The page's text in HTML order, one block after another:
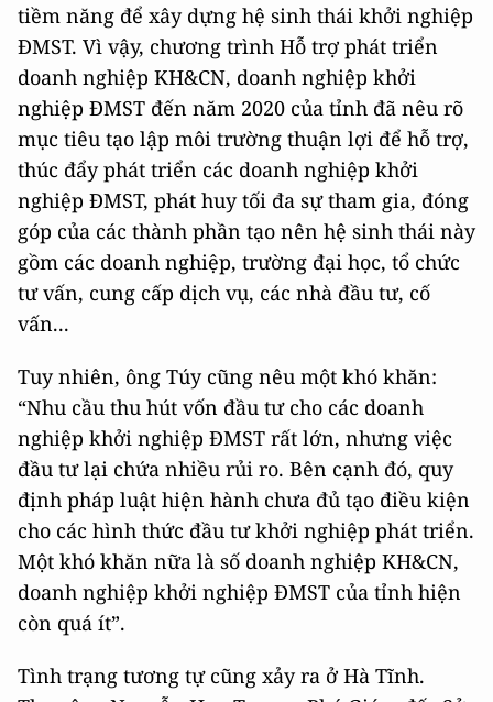
tiềm năng để xây dựng hệ sinh thái khởi nghiệp
ĐMST. Vì vậy, chương trình Hỗ trợ phát triển
doanh nghiệp KH&CN, doanh nghiệp khởi
nghiệp ĐMST đến năm 2020 của tỉnh đã nêu rõ
mục tiêu tạo lập môi trường thuận lợi để hỗ trợ,
thúc đẩy phát triển các doanh nghiệp khởi
nghiệp ĐMST, phát huy tối đa sự tham gia, đóng
góp của các thành phần tạo nên hệ sinh thái này
gồm các doanh nghiệp, trường đại học, tổ chức
tư vấn, cung cấp dịch vụ, các nhà đầu tư, cố
vấn...
Tuy nhiên, ông Túy cũng nêu một khó khăn:
“Nhu cầu thu hút vốn đầu tư cho các doanh
nghiệp khởi nghiệp ĐMST rất lớn, nhưng việc
đầu tư lại chứa nhiều rủi ro. Bên cạnh đó, quy
định pháp luật hiện hành chưa đủ tạo điều kiện
cho các hình thức đầu tư khởi nghiệp phát triển.
Một khó khăn nữa là số doanh nghiệp KH&CN,
doanh nghiệp khởi nghiệp ĐMST của tỉnh hiện
còn quá ít”.
Tình trạng tương tự cũng xảy ra ở Hà Tĩnh.